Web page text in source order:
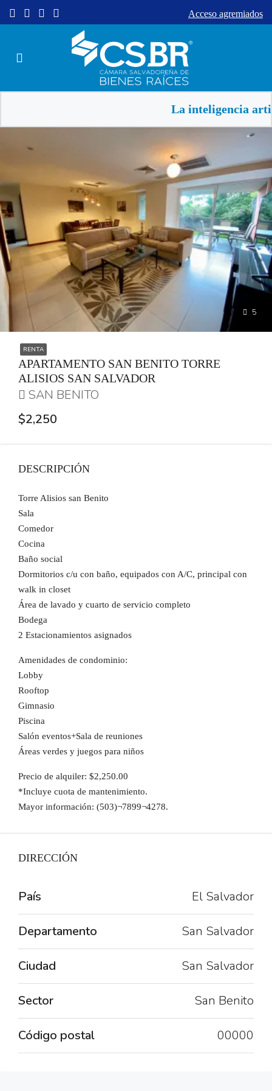
Acceso agremiados
La inteligencia artificial
5
RENTA
APARTAMENTO SAN BENITO TORRE
ALISIOS SAN SALVADOR
SAN BENITO
$2,250
DESCRIPCIÓN
Torre Alisios san Benito
Sala
Comedor
Cocina
Baño social
Dormitorios c/u con baño, equipados con A/C, principal con
walk in closet
Área de lavado y cuarto de servicio completo
Bodega
2 Estacionamientos asignados
Amenidades de condominio:
Lobby
Rooftop
Gimnasio
Piscina
Salón eventos+Sala de reuniones
Áreas verdes y juegos para niños
Precio de alquiler: $2,250.00
*Incluye cuota de mantenimiento.
Mayor información: (503)¬7899¬4278.
DIRECCIÓN
País El Salvador
Departamento San Salvador
Ciudad San Salvador
Sector San Benito
Código postal 00000